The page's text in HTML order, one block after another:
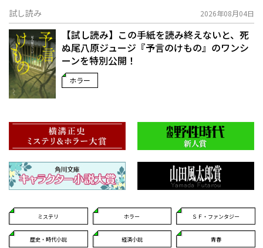
試し読み 2026年08月04日
【試し読み】この手紙を読み終えないと、死
ぬ――尾八原ジュージ『予言のけもの』のワンシ
ーンを特別公開！
ホラー
ミステリ ホラー ＳＦ・ファンタジー
歴史・時代小説 経済小説 青春